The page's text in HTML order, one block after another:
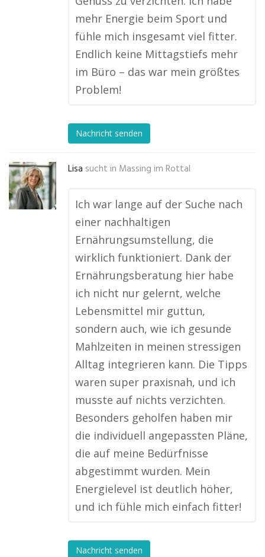
mehr Energie beim Sport und
fühle mich insgesamt viel fitter.
Endlich keine Mittagstiefs mehr
im Büro – das war mein größtes
Problem!
Nachricht senden
Lisa sucht in Massing im Rottal
Ich war lange auf der Suche nach
einer nachhaltigen
Ernährungsumstellung, die
wirklich funktioniert. Dank der
Ernährungsberatung hier habe
ich nicht nur gelernt, welche
Lebensmittel mir guttun,
sondern auch, wie ich gesunde
Mahlzeiten in meinen stressigen
Alltag integrieren kann. Die Tipps
waren super praxisnah, und ich
musste auf nichts verzichten.
Besonders geholfen haben mir
die individuell angepassten Pläne,
die auf meine Bedürfnisse
abgestimmt wurden. Mein
Energielevel ist deutlich höher,
und ich fühle mich einfach fitter!
Nachricht senden